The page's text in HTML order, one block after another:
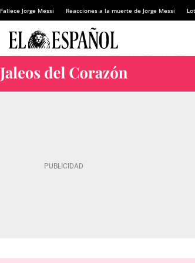
Fallece Jorge Messi Reacciones a la muerte de Jorge Messi